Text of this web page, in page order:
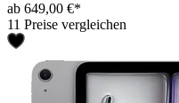
ab 649,00 €*
11 Preise vergleichen